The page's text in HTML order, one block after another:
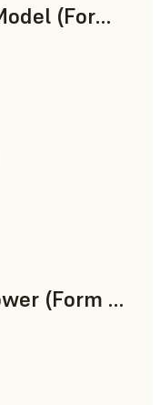
White Architectural Model (Form 4)
Flexible 80A Dust Blower (Form 4)